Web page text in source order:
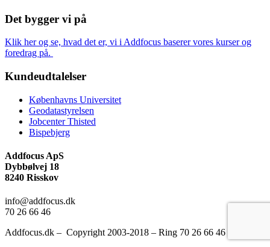
Det bygger vi på
Klik her og se, hvad det er, vi i Addfocus baserer vores kurser og
foredrag på.
Kundeudtalelser
Københavns Universitet
Geodatastyrelsen
Jobcenter Thisted
Bispebjerg
Addfocus ApS
Dybbølvej 18
8240 Risskov
info@addfocus.dk
70 26 66 46
Addfocus.dk – Copyright 2003-2018 – Ring 70 26 66 46